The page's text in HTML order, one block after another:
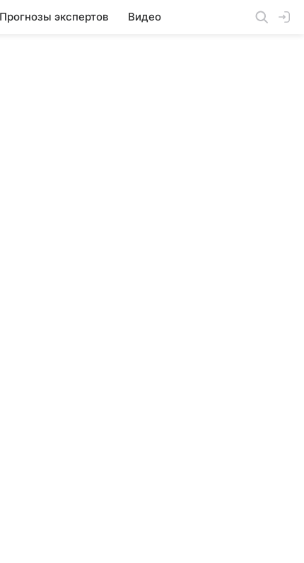
Прогнозы экспертов Видео